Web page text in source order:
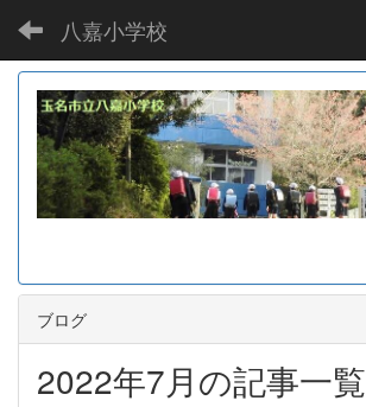
八嘉小学校
ブログ
2022年7月の記事一覧